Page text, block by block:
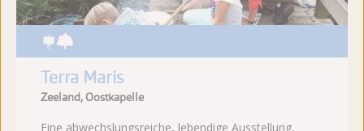
Terra Maris
Zeeland, Oostkapelle
Eine abwechslungsreiche, lebendige Ausstellung,